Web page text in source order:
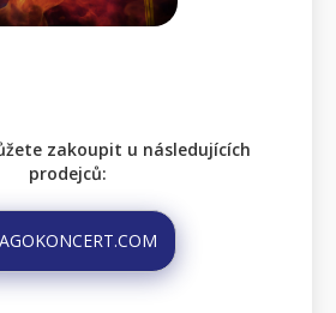
zakoupit u následujících
prodejců: